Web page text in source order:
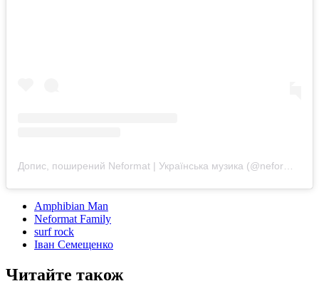
Amphibian Man
Neformat Family
surf rock
Іван Семещенко
Читайте також